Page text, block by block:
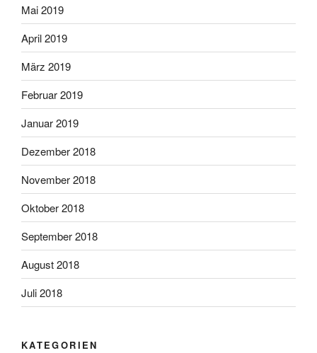
Mai 2019
April 2019
März 2019
Februar 2019
Januar 2019
Dezember 2018
November 2018
Oktober 2018
September 2018
August 2018
Juli 2018
KATEGORIEN